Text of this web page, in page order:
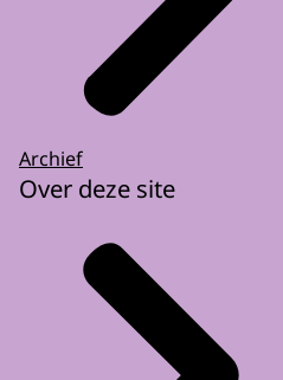
Archief
Over deze site